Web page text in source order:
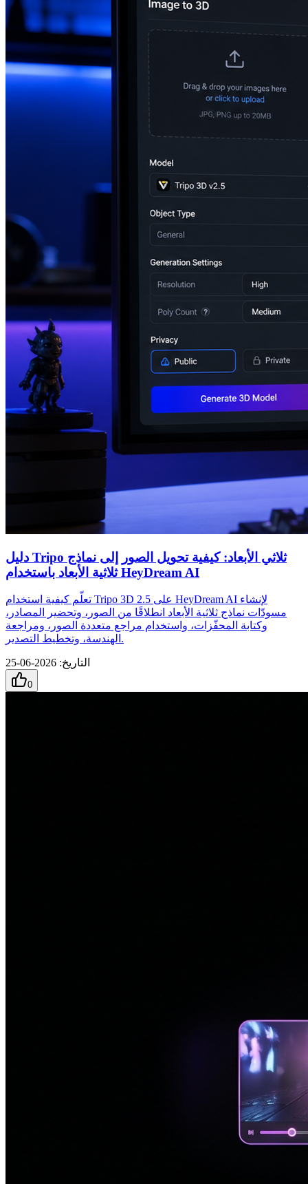
دليل Tripo ثلاثي الأبعاد: كيفية تحويل الصور إلى نماذج
ثلاثية الأبعاد باستخدام HeyDream AI
تعلّم كيفية استخدام Tripo 3D 2.5 على HeyDream AI لإنشاء
مسودّات نماذج ثلاثية الأبعاد انطلاقًا من الصور، وتحضير المصادر،
وكتابة المحفّزات، واستخدام مراجع متعددة الصور، ومراجعة
الهندسة، وتخطيط التصدير.
التاريخ:
2026-06-25
0